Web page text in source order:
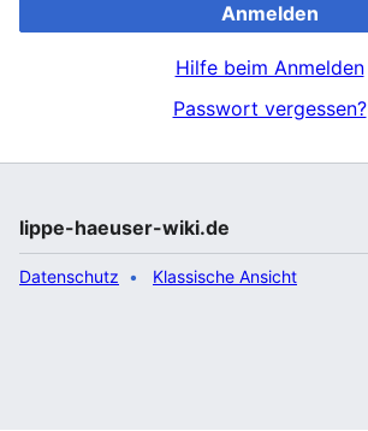
Anmelden
Hilfe beim Anmelden
Passwort vergessen?
lippe-haeuser-wiki.de
Datenschutz Klassische Ansicht